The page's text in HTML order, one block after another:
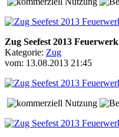
Zug Seefest 2013 Feuerwerk
Kategorie: Zug
vom: 13.08.2013 21:45